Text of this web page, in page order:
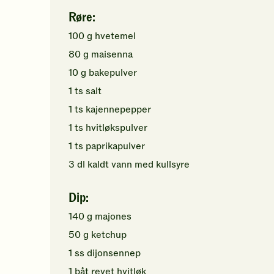
Røre:
100g hvetemel
80g maisenna
10g bakepulver
1 ts salt
1 ts kajennepepper
1 ts hvitløkspulver
1 ts paprikapulver
3 dl kaldtvann med kullsyre
Dip:
140g majones
50g ketchup
1 ss dijonsennep